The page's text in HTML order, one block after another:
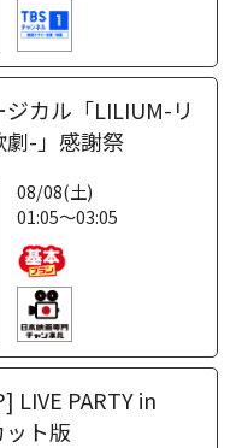
カル「LILIUM-リ
劇-」感謝祭
08/08(土)
01:05～03:05
LIVE PARTY in
ット版